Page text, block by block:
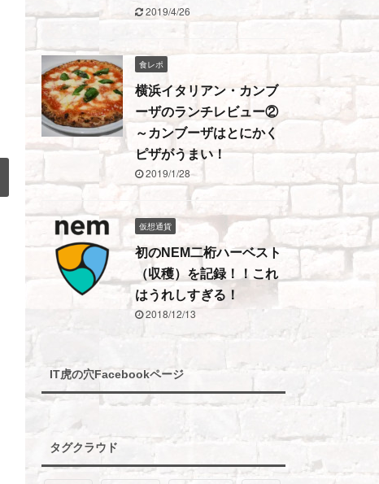
2019/4/26
食レポ
横浜イタリアン・カンブ
ーザのランチレビュー②
～カンブーザはとにかく
ピザがうまい！
2019/1/28
仮想通貨
初のNEM二桁ハーベスト
（収穫）を記録！！これ
はうれしすぎる！
2018/12/13
IT虎の穴Facebookページ
タグクラウド